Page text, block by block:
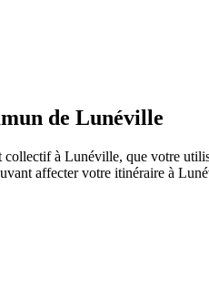
de Lunéville
à Lunéville, que votre
affecter votre itinéraire à